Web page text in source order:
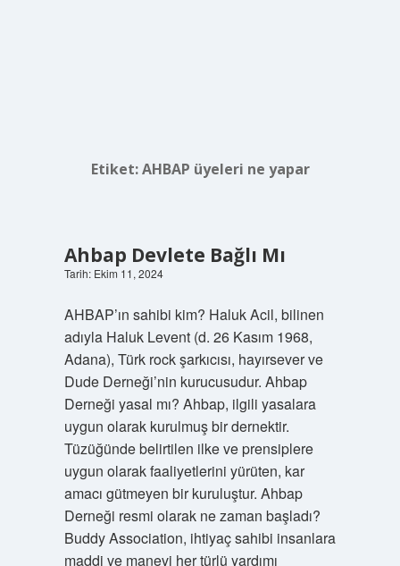
Etiket:AHBAP üyeleri ne yapar
Ahbap Devlete Bağlı Mı
Tarih: Ekim 11, 2024
AHBAP’ın sahibi kim? Haluk Acil, bilinen
adıyla Haluk Levent (d. 26 Kasım 1968,
Adana), Türk rock şarkıcısı, hayırsever ve
Dude Derneği’nin kurucusudur. Ahbap
Derneği yasal mı? Ahbap, ilgili yasalara
uygun olarak kurulmuş bir dernektir.
Tüzüğünde belirtilen ilke ve prensiplere
uygun olarak faaliyetlerini yürüten, kar
amacı gütmeyen bir kuruluştur. Ahbap
Derneği resmi olarak ne zaman başladı?
Buddy Association, ihtiyaç sahibi insanlara
maddi ve manevi her türlü yardımı